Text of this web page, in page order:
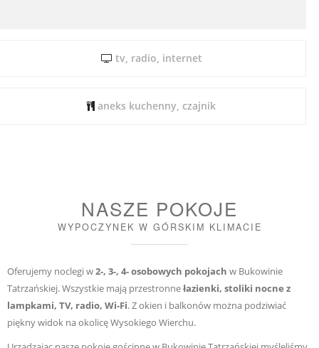
tv, radio, internet
aneks kuchenny, czajnik
NASZE POKOJE
WYPOCZYNEK W GÓRSKIM KLIMACIE
Oferujemy noclegi w2-, 3-, 4- osobowych pokojach w Bukowinie
Tatrzańskiej. Wszystkie mają przestronnełazienki, stoliki nocne z
lampkami, TV, radio, Wi-Fi. Z okien i balkonów można podziwiać
piękny widok na okolicę Wysokiego Wierchu.